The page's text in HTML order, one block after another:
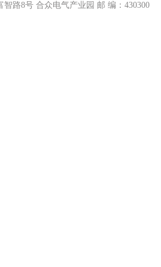
路8号 合众电气产业园 邮 编：430300